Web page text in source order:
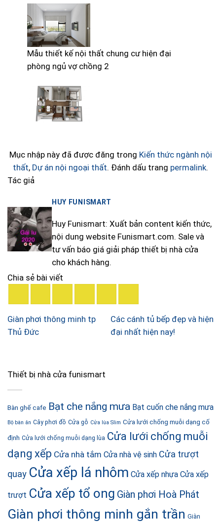
Mẫu thiết kế nội thất chung cư hiện đại
phòng ngủ vợ chồng 2
Mục nhập này đã được đăng trong Kiến thức ngành nội
thất, Dự án nội ngoại thất. Đánh dấu trang permalink.
Tác giả
HUY FUNISMART
Huy Funismart: Xuất bản content kiến thức,
nội dung website Funismart.com. Sale và
tư vấn báo giá giải pháp thiết bị nhà cửa
cho khách hàng.
Chia sẻ bài viết
Giàn phơi thông minh tp
Thủ Đức
Các cánh tủ bếp đẹp và hiện
đại nhất hiện nay!
Thiết bị nhà cửa funismart
Bàn ghế cafe Bạt che nắng mưa Bạt cuốn che nắng mưa
Bộ bàn ăn Cây phơi đồ Cửa gỗ Cửa lùa Slim Cửa lưới chống muỗi dạng cố
định Cửa lưới chống muỗi dạng lùa Cửa lưới chống muỗi
dạng xếp Cửa nhà tắm Cửa nhà vệ sinh Cửa trượt
quay Cửa xếp lá nhôm Cửa xếp nhựa Cửa xếp
trượt Cửa xếp tổ ong Giàn phơi Hoà Phát
Giàn phơi thông minh gắn trần Giàn